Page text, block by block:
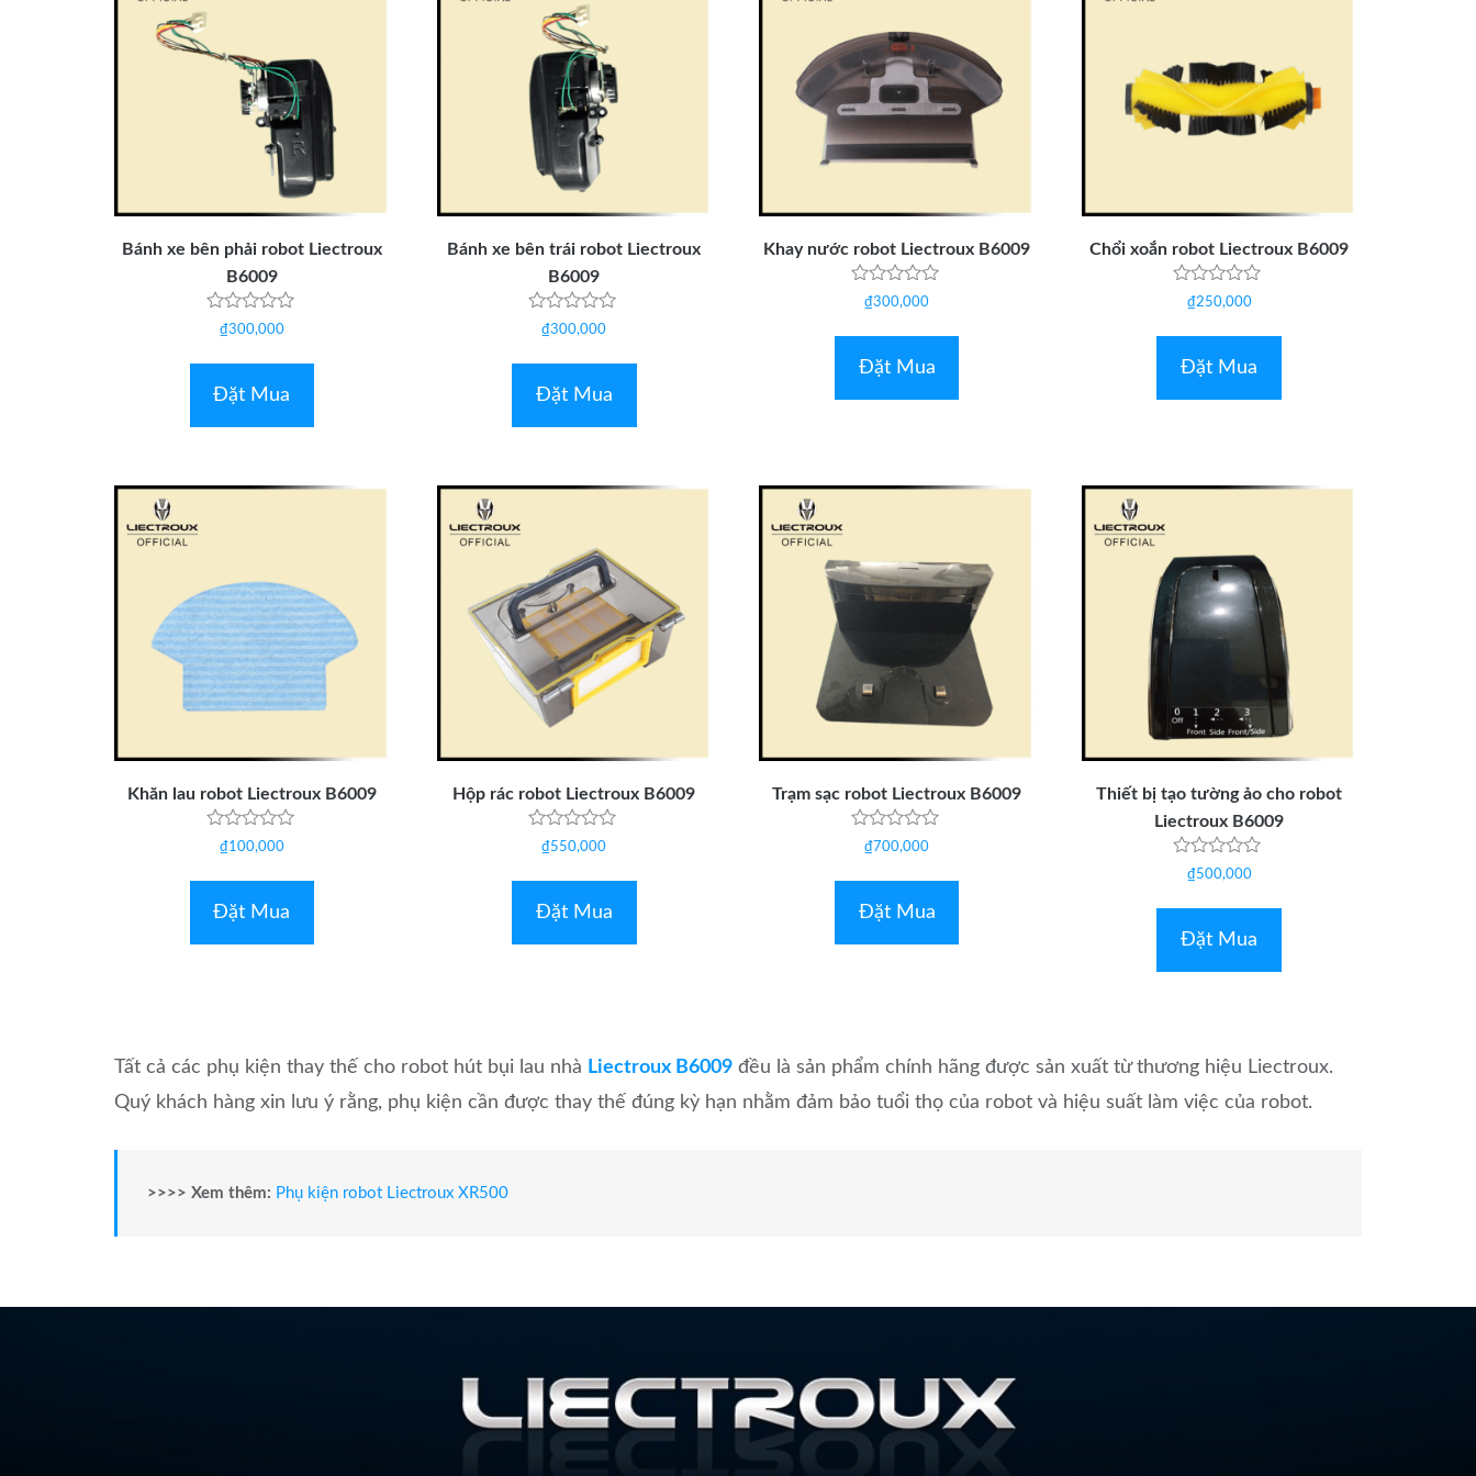
Bánh xe bên phải robot Liectroux
B6009
Được
xếp
5
sao
₫300,000
Đặt Mua
Bánh xe bên trái robot Liectroux
B6009
Được
xếp
5
sao
₫300,000
Đặt Mua
Khay nước robot Liectroux B6009
Được
xếp
5
sao
₫300,000
Đặt Mua
Chổi xoắn robot Liectroux B6009
Được
xếp
5
sao
₫250,000
Đặt Mua
Khăn lau robot Liectroux B6009
Được
xếp
5
sao
₫100,000
Đặt Mua
Hộp rác robot Liectroux B6009
Được
xếp
5
sao
₫550,000
Đặt Mua
Trạm sạc robot Liectroux B6009
Được
xếp
5
sao
₫700,000
Đặt Mua
Thiết bị tạo tường ảo cho robot
Liectroux B6009
Được
xếp
5
sao
₫500,000
Đặt Mua
Tất cả các phụ kiện thay thế cho robot hút bụi lau nhà Liectroux B6009 đều là sản phẩm chính hãng được sản xuất từ thương hiệu Liectroux.
Quý khách hàng xin lưu ý rằng, phụ kiện cần được thay thế đúng kỳ hạn nhằm đảm bảo tuổi thọ của robot và hiệu suất làm việc của robot.
>>>> Xem thêm: Phụ kiện robot Liectroux XR500